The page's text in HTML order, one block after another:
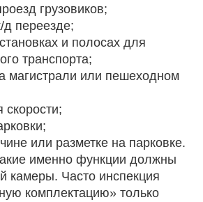
грузовиков;
переезде;
и полосах для
транспорта;
магистрали или пешеходном
или разметке на парковке.
именно функции должны
камеры. Часто инспекция
комплектацию» только